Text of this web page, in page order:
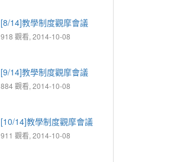
[8/14]教學制度觀摩會議
918 觀看, 2014-10-08
[9/14]教學制度觀摩會議
884 觀看, 2014-10-08
[10/14]教學制度觀摩會議
911 觀看, 2014-10-08